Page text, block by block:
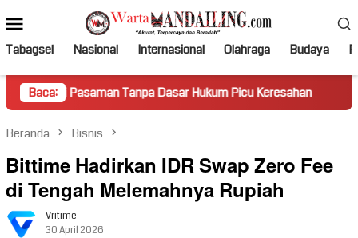
ke
kontenMobile
Tabagsel Nasional Internasional Olahraga Budaya
Baca:Tanpa Dasar Hukum Picu Keresahan Truk Miring
Beranda Bisnis
Bittime Hadirkan IDR Swap Zero Fee
di Tengah Melemahnya Rupiah
Vritime
30 April 2026